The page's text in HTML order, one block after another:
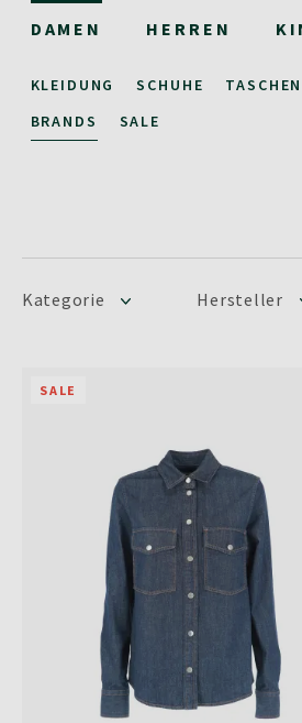
DAMEN HERREN
KLEIDUNG SCHUHE TASCHEN
BRANDS
SALE
Kategorie Hersteller
SALE